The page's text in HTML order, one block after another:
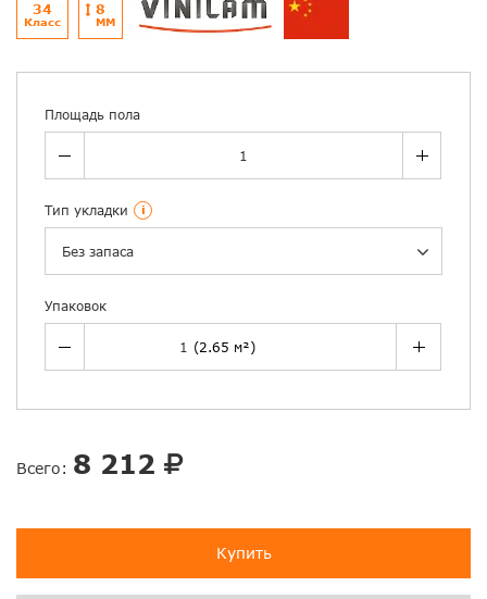
34
Класс
8
ММ
Площадь пола
Тип укладки i
Без запаса
Упаковок
Всего: 8 212
Купить